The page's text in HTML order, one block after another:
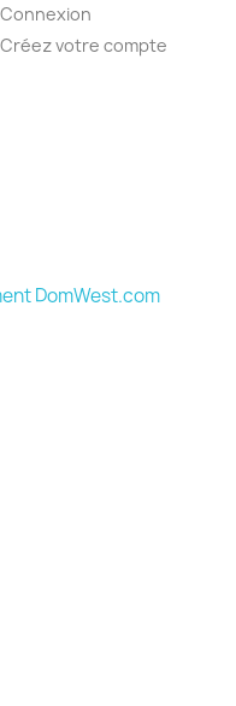
Connexion
Créez votre compte
DomWest.com